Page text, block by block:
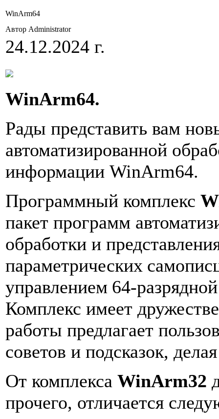
WinArm64
Автор Administrator
24.12.2024 г.
WinArm64.
Рады представить вам
автоматизированной
информации WinArm64.
Программный комплекс
пакет программ
обработки и
параметрических
управлением 64-разрядной
Комплекс имеет
работы предлагает
советов и подсказок, делая
От комплекса WinArm32
прочего, отличается